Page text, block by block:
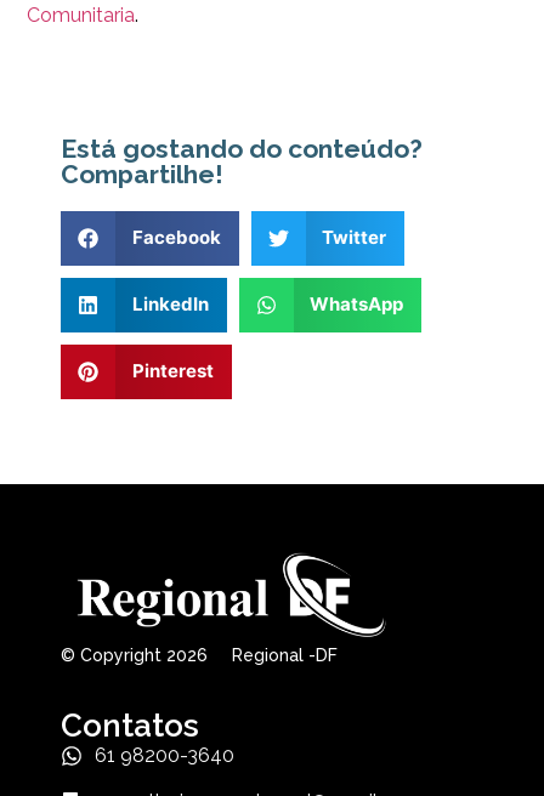
Comunitaria.
Está gostando do conteúdo?
Compartilhe!
Facebook Twitter
LinkedIn WhatsApp
Pinterest
© Copyright 2026 Regional -DF
Contatos
61 98200-3640